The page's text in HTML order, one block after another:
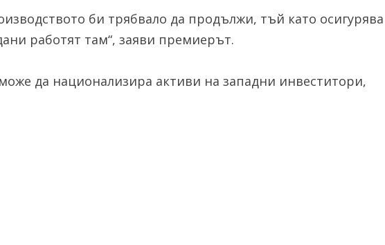
би трябвало да продължи, тъй като осигурява
работят там“, заяви премиерът.
да национализира активи на западни инвеститори,